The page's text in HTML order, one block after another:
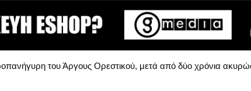
του Άργους Ορεστικού, μετά από δύο χρόνια